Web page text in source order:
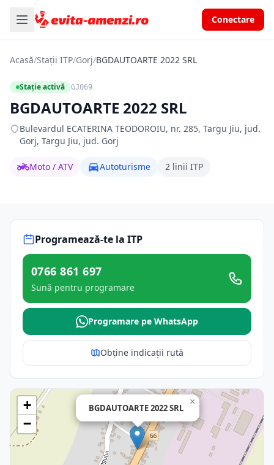
Conectare
Acasă/Stații ITP/Gorj/BGDAUTOARTE 2022 SRL
Stație activă GJ069
BGDAUTOARTE 2022 SRL
Bulevardul ECATERINA TEODOROIU, nr. 285, Targu Jiu, jud.
Gorj, Targu Jiu, jud. Gorj
Moto / ATV Autoturisme 2 linii ITP
Programează-te la ITP
0766 861 697
Sună pentru programare
Programare pe WhatsApp
Obține indicații rută
BGDAUTOARTE 2022 SRL
×
+
−